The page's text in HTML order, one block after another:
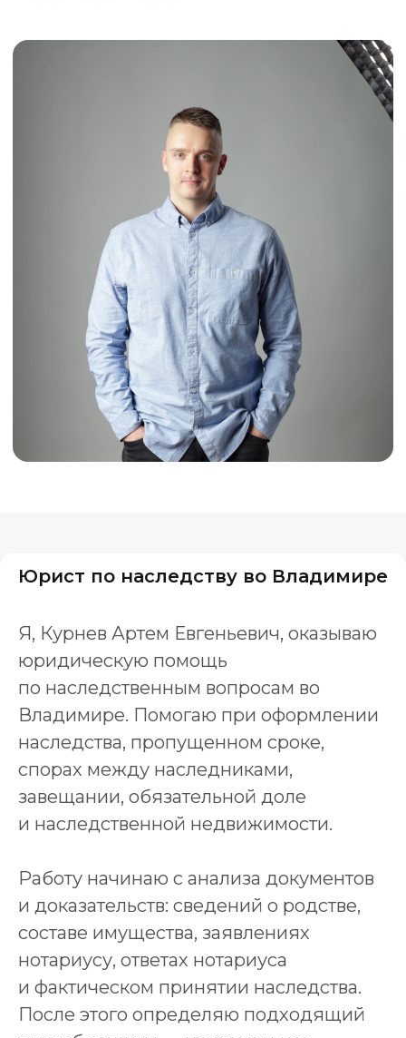
Юрист по наследству во Владимире
Я, Курнев Артем Евгеньевич, оказываю
юридическую помощь
по наследственным вопросам во
Владимире. Помогаю при оформлении
наследства, пропущенном сроке,
спорах между наследниками,
завещании, обязательной доле
и наследственной недвижимости.
Работу начинаю с анализа документов
и доказательств: сведений о родстве,
составе имущества, заявлениях
нотариусу, ответах нотариуса
и фактическом принятии наследства.
После этого определяю подходящий